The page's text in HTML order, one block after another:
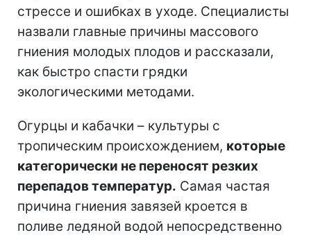
стрессе и ошибках в уходе. Специалисты
назвали главные причины массового
гниения молодых плодов и рассказали,
как быстро спасти грядки
экологическими методами.
Огурцы и кабачки – культуры с
тропическим происхождением, которые
категорически не переносят резких
перепадов температур. Самая частая
причина гниения завязей кроется в
поливе ледяной водой непосредственно